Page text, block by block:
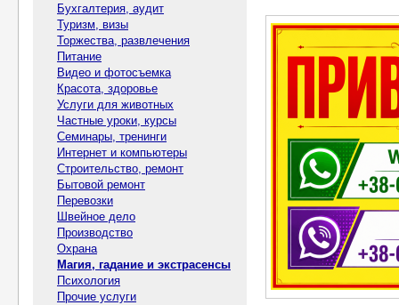
Бухгалтерия, аудит
Туризм, визы
Торжества, развлечения
Питание
Видео и фотосъемка
Красота, здоровье
Услуги для животных
Частные уроки, курсы
Семинары, тренинги
Интернет и компьютеры
Строительство, ремонт
Бытовой ремонт
Перевозки
Швейное дело
Производство
Охрана
Магия, гадание и экстрасенсы
Психология
Прочие услуги